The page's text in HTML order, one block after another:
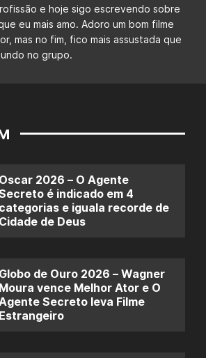
e hoje sigo escrevendo sobre
eu mais amo. Adoro um bom filme
mas no fim, fico mais assustada que
no grupo.
Oscar 2026 – O Agente
é indicado em 4
categorias e iguala recorde de
Cidade de Deus
Globo de Ouro 2026 – Wagner
Moura vence Melhor Ator e O
Secreto leva Filme
Estrangeiro